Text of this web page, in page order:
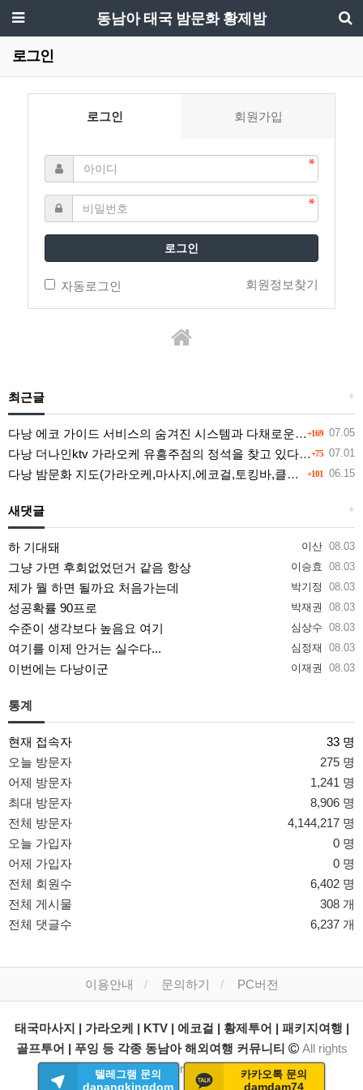
동남아 태국 밤문화 황제밤
로그인
로그인 회원가입
로그인
자동로그인 회원정보찾기
+
최근글
+169 07.05
다낭 에코 가이드 서비스의 숨겨진 시스템과 다채로운 인력 풀의 진실
+75 07.01
다낭 더나인ktv 가라오케 유흥주점의 정석을 찾고 있다면 여기
+101 06.15
다낭 밤문화 지도(가라오케,마사지,에코걸,토킹바,클럽) 유흥별 가격 및 후기공유
+
새댓글
이산 08.03
하 기대돼
이승효 08.03
그냥 가면 후회없었던거 같음 항상
박기정 08.03
제가 뭘 하면 될까요 처음가는데
박재권 08.03
성공확률 90프로
심상수 08.03
수준이 생각보다 높음요 여기
심정재 08.03
여기를 이제 안거는 실수다...
이재권 08.03
이번에는 다낭이군
통계
현재 접속자
33 명
오늘 방문자
275 명
어제 방문자
1,241 명
최대 방문자
8,906 명
전체 방문자
4,144,217 명
오늘 가입자
0 명
어제 가입자
0 명
전체 회원수
6,402 명
전체 게시물
308 개
전체 댓글수
6,237 개
텔레그램 문의
danangkingdom
카카오톡 문의
damdam74
이용안내 문의하기 PC버전
태국마사지 | 가라오케 | KTV | 에코걸 | 황제투어 | 패키지여행 |
골프투어 | 푸잉 등 각종 동남아 해외여행 커뮤니티
All rights
reserved.